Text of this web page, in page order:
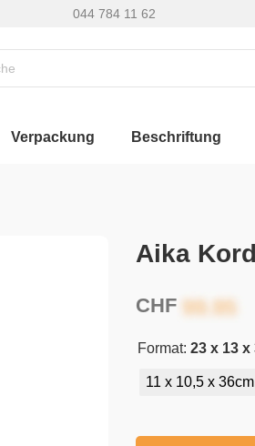
044 784 11 62
Verpackung Beschriftung
Aika
CHF
Format: 23 x 13 x
11 x 10,5 x 36cm